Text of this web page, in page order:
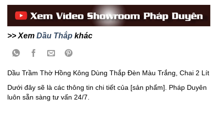
>> Xem Dầu Thắp khác
Dầu Trầm Thờ Hồng Kông Dùng Thắp Đèn Màu Trắng, Chai 2 Lít
Dưới đây sẽ là các thông tin chi tiết của [sản phẩm]. Pháp Duyên
luôn sẵn sàng tư vấn 24/7.